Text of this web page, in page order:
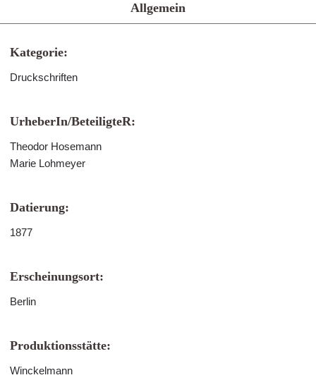
Allgemein
Kategorie:
Druckschriften
UrheberIn/BeteiligteR:
Theodor Hosemann
Marie Lohmeyer
Datierung:
1877
Erscheinungsort:
Berlin
Produktionsstätte:
Winckelmann